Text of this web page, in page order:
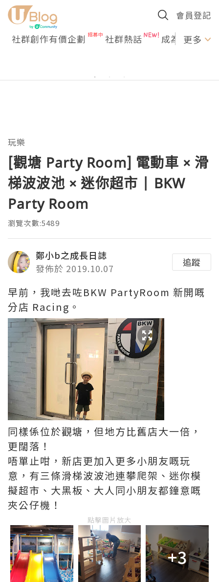
會員登記
社群創作有價企劃 社群熱話 成為U更多
玩樂
[觀塘 Party Room] 電動車 × 滑
梯波波池 × 迷你超市 | BKW
Party Room
瀏覽次數:5489
鄭小b之成長日誌
發佈於 2019.10.07
追蹤
早前，我哋去咗BKW PartyRoom 新開嘅
分店 Racing。
同樣係位於觀塘，但地方比舊店大一倍，
更闊落！
唔單止咁，新店更加入更多小朋友嘅玩
意，有三條滑梯波波池連攀爬架、迷你模
擬超市、大黑板、大人同小朋友都鐘意嘅
夾公仔機！
點擊圖片放大
+3